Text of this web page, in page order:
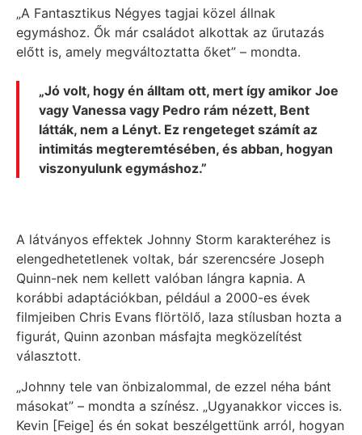
„A Fantasztikus Négyes tagjai közel állnak
egymáshoz. Ők már családot alkottak az űrutazás
előtt is, amely megváltoztatta őket” – mondta.
„Jó volt, hogy én álltam ott, mert így amikor Joe
vagy Vanessa vagy Pedro rám nézett, Bent
látták, nem a Lényt. Ez rengeteget számít az
intimitás megteremtésében, és abban, hogyan
viszonyulunk egymáshoz.”
A látványos effektek Johnny Storm karakteréhez is
elengedhetetlenek voltak, bár szerencsére Joseph
Quinn-nek nem kellett valóban lángra kapnia. A
korábbi adaptációkban, például a 2000-es évek
filmjeiben Chris Evans flörtölő, laza stílusban hozta a
figurát, Quinn azonban másfajta megközelítést
választott.
„Johnny tele van önbizalommal, de ezzel néha bánt
másokat” – mondta a színész. „Ugyanakkor vicces is.
Kevin [Feige] és én sokat beszélgettünk arról, hogyan